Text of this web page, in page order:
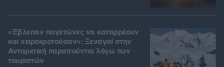
«Έβλεπαν παγετώνες να καταρρέουν
και χειροκροτούσαν»: Ξεναγοί στην
Ανταρκτική παραιτούνται λόγω των
τουριστών